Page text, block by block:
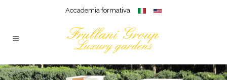
Accademia formativa